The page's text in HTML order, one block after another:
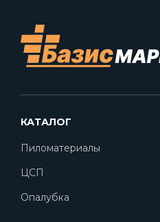
КАТАЛОГ
Пиломатериалы
ЦСП
Опалубка